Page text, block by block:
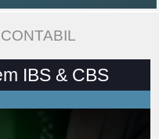
IBS & CBS